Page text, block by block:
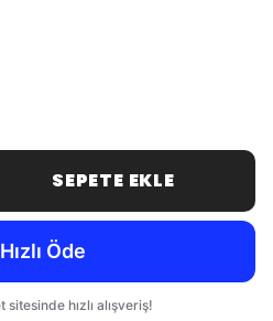
SEPETE EKLE